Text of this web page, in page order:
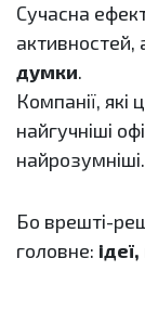
Сучасна
активностей,
думки.
Компанії,
найгучніші
найрозумніші.
Бо врешті-
головне: